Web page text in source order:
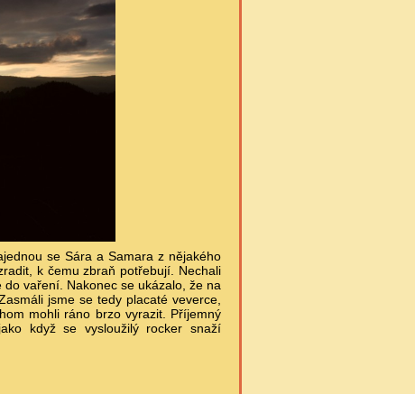
se Sára a Samara z nějakého
k čemu zbraň potřebují. Nechali
vaření. Nakonec se ukázalo, že na
jsme se tedy placaté veverce,
mohli ráno brzo vyrazit. Příjemný
když se vysloužilý rocker snaží